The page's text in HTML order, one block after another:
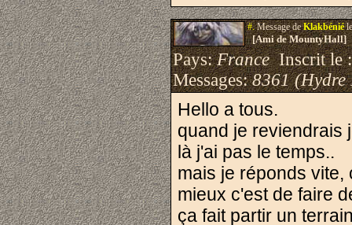
#.Message deKlakbénié
[Ami de MountyHall]
Pays:FranceInscrit le
Messages:8361 (Hydre
Hello a tous.
quand je reviendrais
là j'ai pas le temps..
mais je réponds vite,
mieux c'est de faire
ça fait partir un